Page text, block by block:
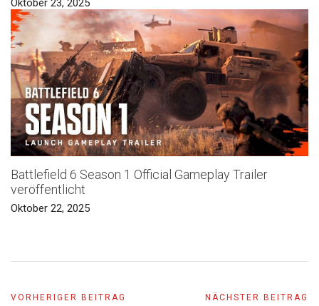
Oktober 23, 2025
Battlefield 6 Season 1 Official Gameplay Trailer
veröffentlicht
Oktober 22, 2025
VORHERIGER BEITRAG NÄCHSTER BEITRAG